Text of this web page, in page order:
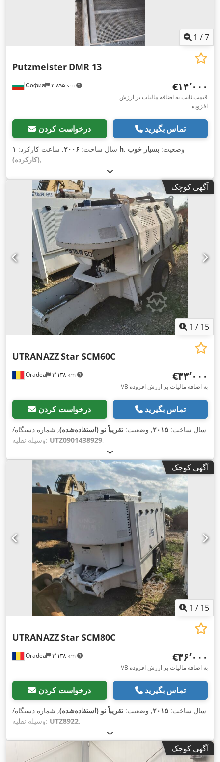
1 /7
София ۲٬۸۹۵ km
Putzmeister DMR 13
‎€۱۴٬۰۰۰
قیمت ثابت به اضافه مالیات بر ارزش
افزوده
درخواست کردن تماس بگیرید
سال ساخت: ۲۰۰۶, ساعت کارکرد: ۱ h , وضعیت: بسیار خوب
(کارکرده),
آگهی کوچک
1 / 15
Oradea ۳٬۱۳۸ km
UTRANAZZStar SCM60C
‎€۳۳٬۰۰۰
VB به اضافه مالیات بر ارزش افزوده
درخواست کردن تماس بگیرید
سال ساخت: ۲۰۱۵, وضعیت: تقریباً نو (استفاده‌شده), شماره دستگاه/
وسیله نقلیه: UTZ0901438929,
آگهی کوچک
1 / 15
Oradea ۳٬۱۳۸ km
UTRANAZZStar SCM80C
‎€۳۶٬۰۰۰
VB به اضافه مالیات بر ارزش افزوده
درخواست کردن تماس بگیرید
سال ساخت: ۲۰۱۵, وضعیت: تقریباً نو (استفاده‌شده), شماره دستگاه/
وسیله نقلیه: UTZ8922,
آگهی کوچک